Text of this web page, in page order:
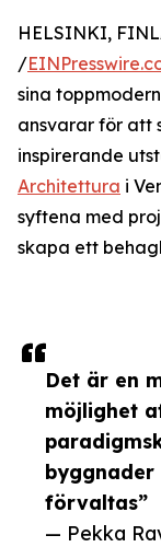
Det är en
möjlighet
förvaltas”
— Pekka
HELSINKI,
/
sina
ansvarar för att
inspirerande
Architettura i
syftena med
skapa ett